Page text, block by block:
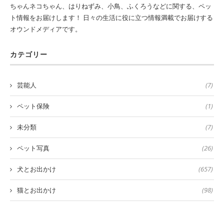
ちゃんネコちゃん、はりねずみ、小鳥、ふくろうなどに関する、ペッ
ト情報をお届けします！ 日々の生活に役に立つ情報満載でお届けする
オウンドメディアです。
カテゴリー
芸能人 (7)
ペット保険 (1)
未分類 (7)
ペット写真 (26)
犬とお出かけ (657)
猫とお出かけ (98)